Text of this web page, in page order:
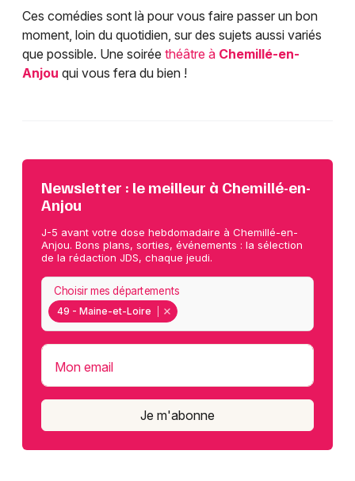
Ces comédies sont là pour vous faire passer un bon
moment, loin du quotidien, sur des sujets aussi variés
que possible. Une soirée théâtre à Chemillé-en-
Anjou qui vous fera du bien !
Newsletter : le meilleur à Chemillé-en-
Anjou
J-5 avant votre dose hebdomadaire à Chemillé-en-
Anjou. Bons plans, sorties, événements : la sélection
de la rédaction JDS, chaque jeudi.
49 - Maine-et-Loire
Choisir mes départements
Mon email
Je m'abonne